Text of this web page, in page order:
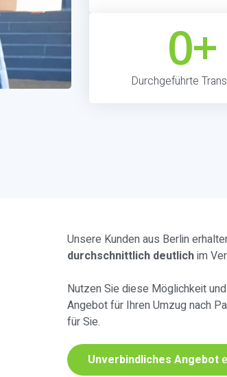
Durchgeführte
0+
Unsere Kunden aus Berlin
durchschnittlich deutlichim
Nutzen Sie diese Möglichkeit
Angebot für Ihren Umzug nach
für Sie.
Unverbindliches Angebot